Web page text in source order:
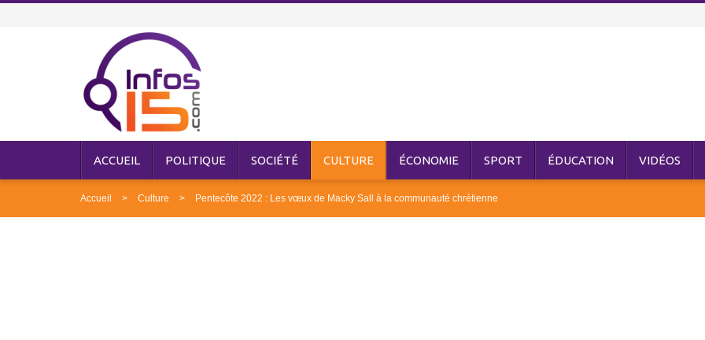
ACCUEIL POLITIQUE SOCIÉTÉ CULTURE ÉCONOMIE SPORT ÉDUCATION VIDÉOS
Accueil Culture Pentecôte 2022 : Les vœux de Macky Sall à la communauté chrétienne